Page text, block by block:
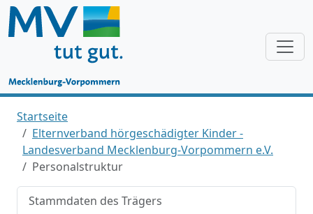
Startseite
Elternverband hörgeschädigter Kinder -
Landesverband Mecklenburg-Vorpommern e.V.
Personalstruktur
Stammdaten des Trägers